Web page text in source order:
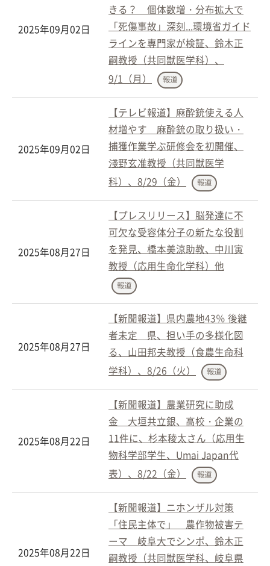
2025年09月02日
きる？ 個体数増・分布拡大で
「死傷事故」深刻...環境省ガイド
ラインを専門家が検証、鈴木正
嗣教授（共同獣医学科）、
9/1（月）
報道
2025年09月02日
【テレビ報道】麻酔銃使える人
材増やす 麻酔銃の取り扱い・
捕獲作業学ぶ研修会を初開催、
淺野玄准教授（共同獣医学
科）、8/29（金）
報道
2025年08月27日
【プレスリリース】脳発達に不
可欠な受容体分子の新たな役割
を発見、橋本美涼助教、中川寅
教授（応用生命化学科）他
報道
2025年08月27日
【新聞報道】県内農地43％ 後継
者未定 県、担い手の多様化図
る、山田邦夫教授（食農生命科
学科）、8/26（火）
報道
2025年08月22日
【新聞報道】農業研究に助成
金 大垣共立銀、高校・企業の
11件に、杉本稜太さん（応用生
物科学部学生、Umai Japan代
表）、8/22（金）
報道
2025年08月22日
【新聞報道】ニホンザル対策
「住民主体で」 農作物被害テ
ーマ 岐阜大でシンポ、鈴木正
嗣教授（共同獣医学科、岐阜県